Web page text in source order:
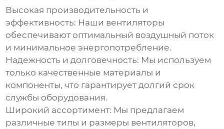
Высокая производительность и
эффективность: Наши вентиляторы
обеспечивают оптимальный воздушный поток
и минимальное энергопотребление.
Надежность и долговечность: Мы используем
только качественные материалы и
компоненты, что гарантирует долгий срок
службы оборудования.
Широкий ассортимент: Мы предлагаем
различные типы и размеры вентиляторов,